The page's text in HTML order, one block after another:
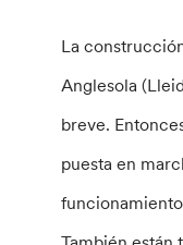
La
Anglesola
breve.
puesta en